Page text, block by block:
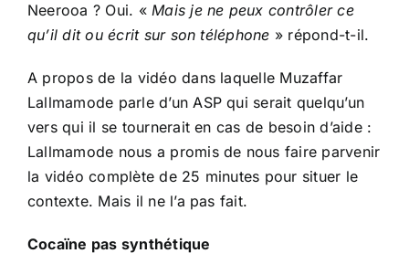
Neerooa ? Oui. «Mais je ne peux contrôler ce
qu’il dit ou écrit sur son téléphone » répond-t-il.
A propos de la vidéo dans laquelle Muzaffar
Lallmamode parle d’un ASP qui serait quelqu’un
vers qui il se tournerait en cas de besoin d’aide :
Lallmamode nous a promis de nous faire parvenir
la vidéo complète de 25 minutes pour situer le
contexte. Mais il ne l’a pas fait.
Cocaïne pas synthétique